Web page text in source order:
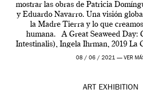
mostrar las obras de Patricia
y Eduardo Navarro. Una visión
la Madre Tierra y lo que
humana. A Great Seaweed Day:
Intestinalis), Ingela Ihrman, 2019 La
Madrid y la Wellcome
08 / 06 / 2021 — VER
ART EXHIBITION